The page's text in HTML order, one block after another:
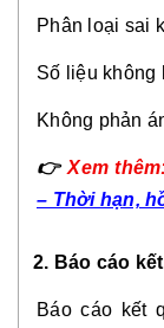
Phân loại sai
Số liệu không
Không phản
👉 Xem
– Thời hạn,
2. Báo cáo
Báo cáo kết